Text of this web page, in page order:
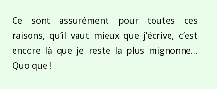
Ce sont assurément pour toutes ces
raisons, qu’il vaut mieux que j’écrive, c’est
encore là que je reste la plus mignonne…
Quoique !